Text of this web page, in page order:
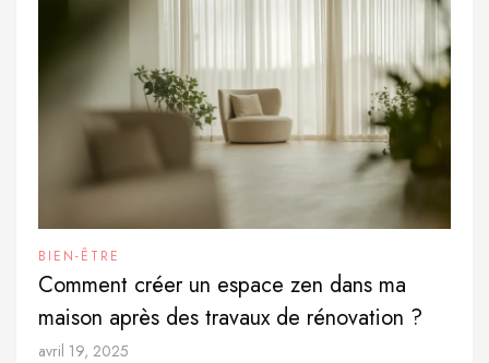
BIEN-ÊTRE
Comment créer un espace zen dans ma
maison après des travaux de rénovation ?
avril 19, 2025